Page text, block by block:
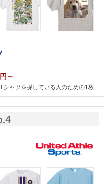
～
シャツを探している人のための1枚